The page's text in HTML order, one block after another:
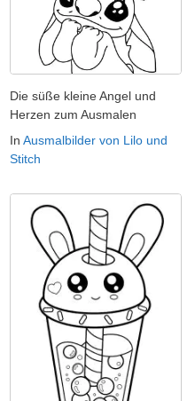
Die süße kleine Angel und
Herzen zum Ausmalen
In Ausmalbilder von Lilo und
Stitch